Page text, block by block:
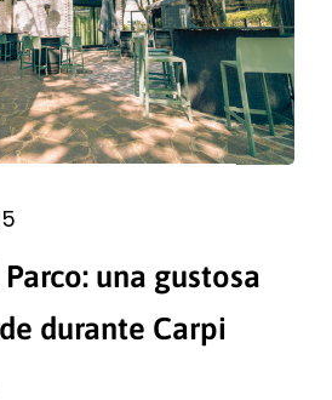
una gustosa
durante Carpi